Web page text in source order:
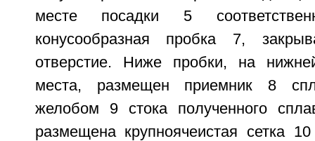
месте посадки 5
конусообразная пробка 7,
отверстие. Ниже пробки, на
места, размещен приемник 8
желобом 9 стока полученного
размещена крупноячеистая сетка